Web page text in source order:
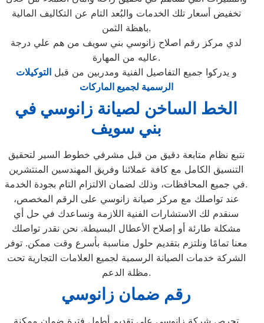
تخفيض أسعار تلك الخدمات والبُعد التام عن التكاليف المالية
باهظة الثمن.
لدي مركز رقم اصلاح زانوسي بني سويف من هم علي درجة
عاليه من المهارة.
و يدركوا جميع التفاصيل الفنية ومدربين من قبلالتوكيلات
الرسمية لجميع الماركات
الخط الساخن لصيانة زانوسي في
بني سويف
نتبع نظام متابعة دقيق من قبل مشرفي خطوط السير لتحقيق
التنسيق الكامل مع كافة عملائنا وفريق المهندسين المنتشرين
في جميع المحافظات، وذلك لضمان الالتزام التام بجودة الخدمة.
عند تواصلك مع مركز صيانة زانوسي على الرقم المخصص،
سنقدم لك الاستشارات الفنية اللازمة ونساعدك في حل أي
مشكلة طارئة أو إصلاح الأعطال البسيطة. نحن نقدر تواصلك
معنا تمامًا ونلتزم بتقديم حلول مناسبة بأسرع وقت ممكن. توفر
الشركة خدمات الصيانة الرسمية لجميع العلامات التجارية تحت
مظلة الدعم.
رقم ضمان زانوسي
تحرص شركة زانوسي على تقديم أطول فترة ضمان ممكنة